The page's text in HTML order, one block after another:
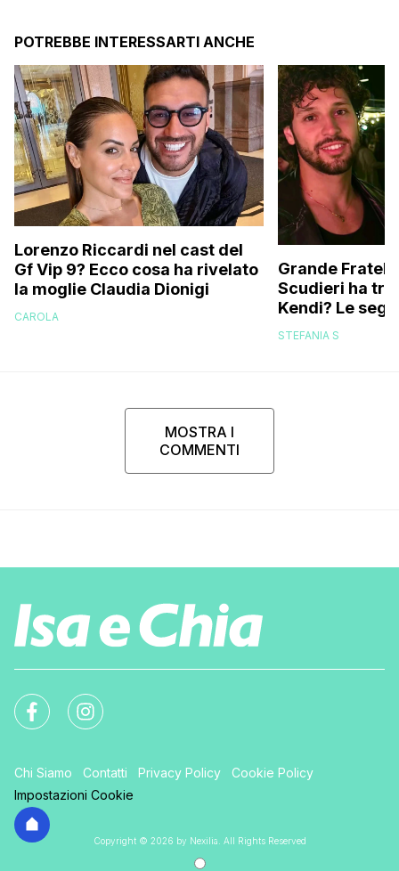
POTREBBE INTERESSARTI ANCHE
Lorenzo Riccardi nel cast del
Gf Vip 9? Ecco cosa ha rivelato
la moglie Claudia Dionigi
CAROLA
Grande
Scudieri ha
Kendi? Le
replica dell’ex
STEFANIA S
MOSTRA I
COMMENTI
Chi Siamo Contatti Privacy Policy
Cookie Policy
Impostazioni Cookie
Copyright © 2026 by Nexilia. All Rights Reserved